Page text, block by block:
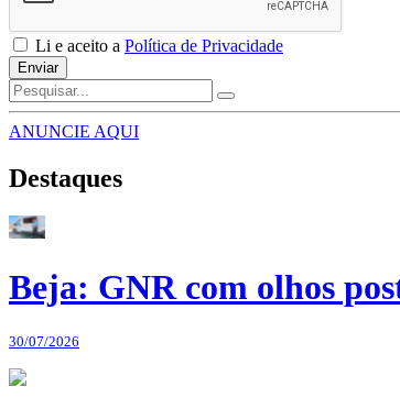
Li e aceito a Política de Privacidade
Enviar
ANUNCIE AQUI
Destaques
Beja: GNR com olhos
30/07/2026